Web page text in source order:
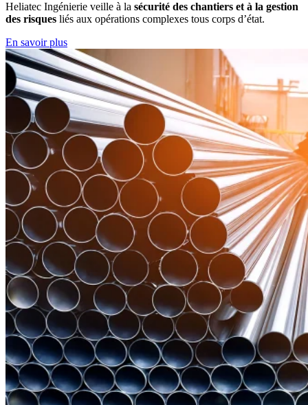
Heliatec Ingénierie veille à la sécurité des chantiers et à la gestion
des risques liés aux opérations complexes tous corps d’état.
En savoir plus